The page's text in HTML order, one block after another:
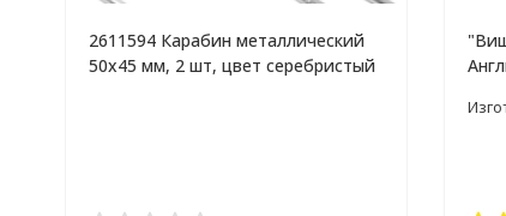
2611594 Карабин металлический
50х45 мм, 2 шт, цвет серебристый